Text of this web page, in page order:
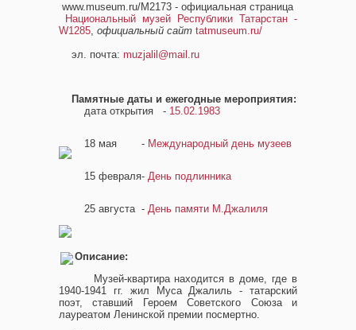
www.museum.ru/M2173 - официальная страница
Национальный музей Республики Татарстан -
W1285, официальный сайт tatmuseum.ru/
эл. почта: muzjalil@mail.ru
Памятные даты и ежегодные мероприятия:
дата открытия - 15.02.1983
18 мая - Международный день музеев
15 февраля- День подлинника
25 августа - День памяти М.Джалиля
Описание:
Музей-квартира находится в доме, где в
1940-1941 гг. жил Муса Джалиль - татарский
поэт, ставший Героем Советского Союза и
лауреатом Ленинской премии посмертно.